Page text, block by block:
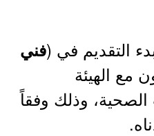
التقديم في (فني
مع الهيئة
وذلك وفقاً